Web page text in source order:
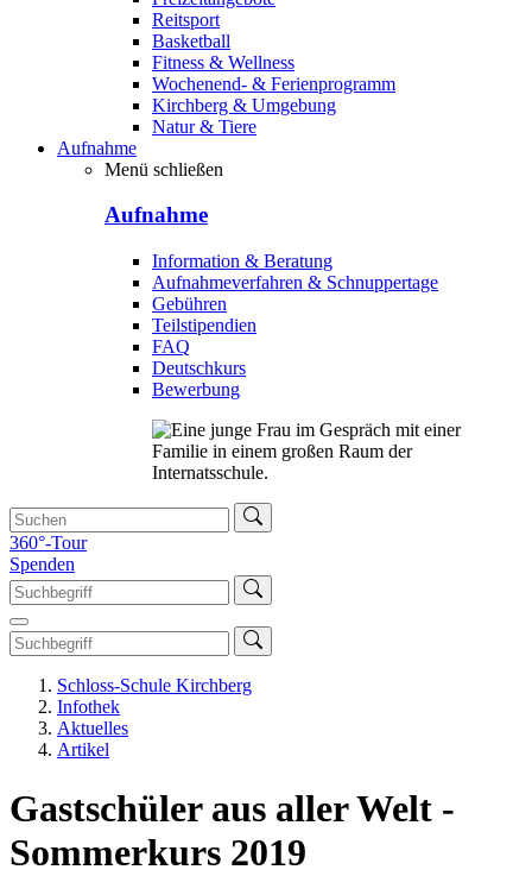
Reitsport
Basketball
Fitness & Wellness
Wochenend- & Ferienprogramm
Kirchberg & Umgebung
Natur & Tiere
Aufnahme
Menü schließen
Aufnahme
Information & Beratung
Aufnahmeverfahren & Schnuppertage
Gebühren
Teilstipendien
FAQ
Deutschkurs
Bewerbung
360°-Tour
Spenden
Schloss-Schule Kirchberg
Infothek
Aktuelles
Artikel
Gastschüler aus aller Welt -
Sommerkurs 2019